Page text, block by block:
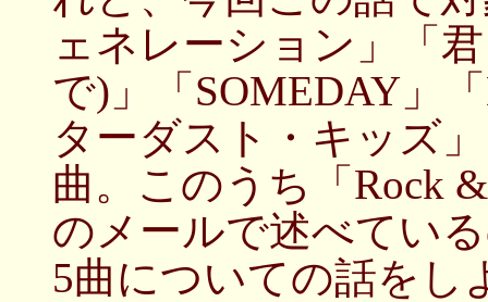
ェネレーション」「
で)」「SOMEDAY」
ターダスト・キッズ
曲。このうち「Rock
のメールで述べてい
5曲についての話をし